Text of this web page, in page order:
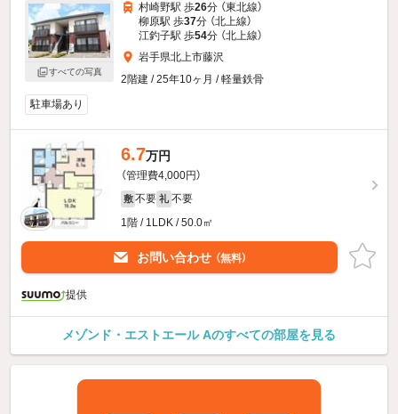
すべての写真
村崎野駅 歩26分 （東北線）
柳原駅 歩37分 （北上線）
江釣子駅 歩54分 （北上線）
岩手県北上市藤沢
2階建 / 25年10ヶ月 / 軽量鉄骨
駐車場あり
6.7万円
（管理費4,000円）
敷 不要 礼 不要
1階 / 1LDK / 50.0㎡
お問い合わせ （無料）
提供
メゾンド・エストエール Aのすべての部屋を見る